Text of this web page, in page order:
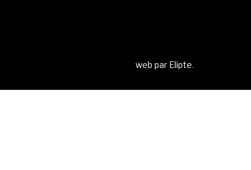
web par Elipte.